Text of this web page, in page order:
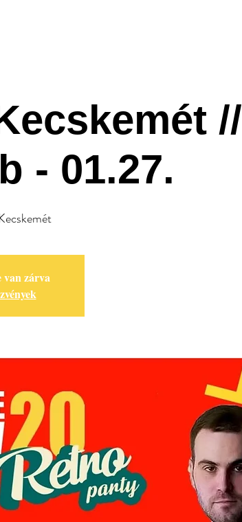
//
- 01.27.
van zárva